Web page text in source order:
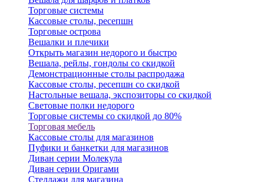
Торговые системы
Кассовые столы, ресепшн
Торговые острова
Вешалки и плечики
Открыть магазин недорого и быстро
Вешала, рейлы, гондолы со скидкой
Демонстрационные столы распродажа
Кассовые столы, ресепшн со скидкой
Настольные вешала, экспозиторы со скидкой
Световые полки недорого
Торговые системы со скидкой до 80%
Торговая мебель
Кассовые столы для магазинов
Пуфики и банкетки для магазинов
Диван серии Молекула
Диван серии Оригами
Стеллажи для магазина